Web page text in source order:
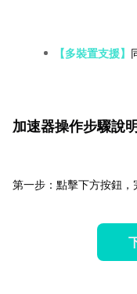
【多裝置支援】
加速器操作步驟說
第一步：點擊下方按鈕，